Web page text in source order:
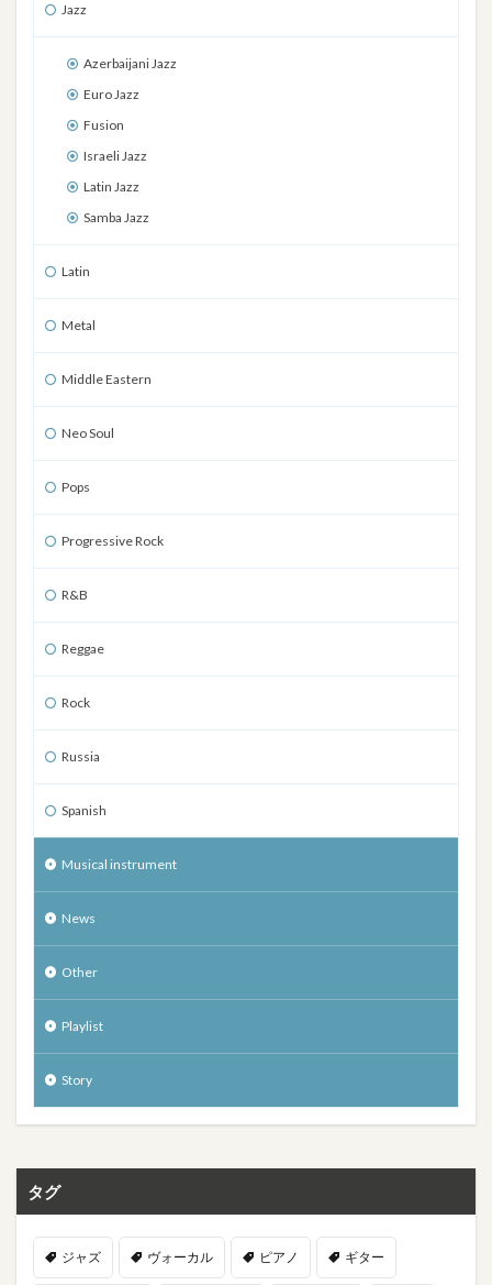
Jazz
Azerbaijani Jazz
Euro Jazz
Fusion
Israeli Jazz
Latin Jazz
Samba Jazz
Latin
Metal
Middle Eastern
Neo Soul
Pops
Progressive Rock
R&B
Reggae
Rock
Russia
Spanish
Musical instrument
News
Other
Playlist
Story
タグ
ジャズ ヴォーカル ピアノ ギター